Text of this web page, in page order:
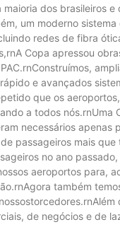
dos brasileiros
um moderno
redes de fibra
Copa apressou
e avançados
que os
a todos
necessários apenas
passageiros mais
no ano
aeroportos para,
também
de negócios e de